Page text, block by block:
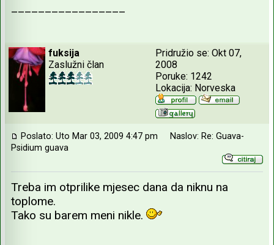
_________________
fuksija
Zaslužni član
Pridružio se: Okt 07,
2008
Poruke: 1242
Lokacija: Norveska
Poslato: Uto Mar 03, 2009 4:47 pm
Naslov: Re: Guava-
Psidium guava
Treba im otprilike mjesec dana da niknu na
toplome.
Tako su barem meni nikle.